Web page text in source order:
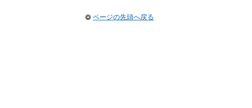
ページの先頭へ戻る